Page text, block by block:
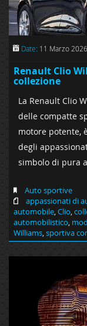
Date: 11 Marzo 2026
Renault Clio
collezione
La Renault Clio
delle compatte
motore potente,
degli
simbolo di pura
Auto sportive
appassionati di
automobile,Clio,
automobilistico,
Williams,sportiva